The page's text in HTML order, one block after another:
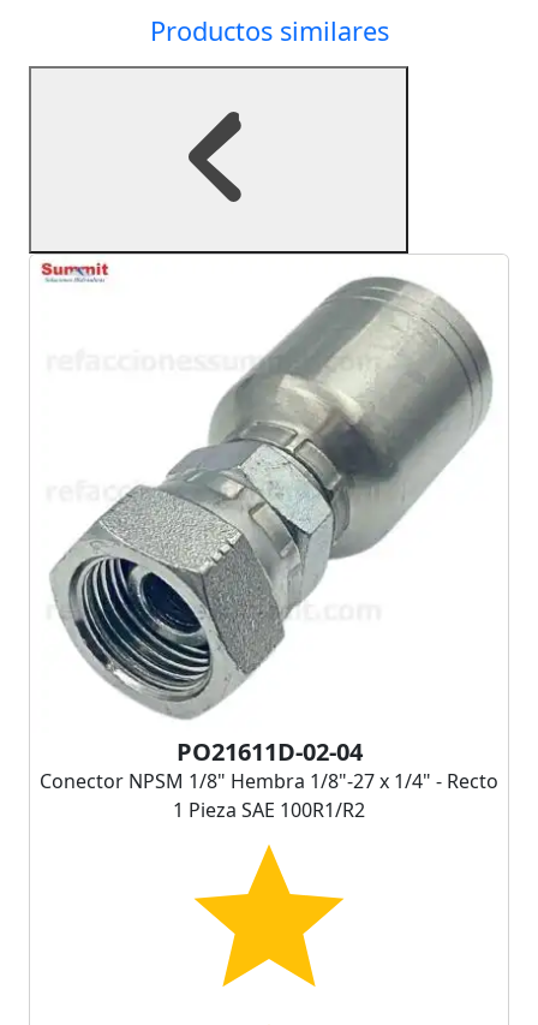
Productos similares
PO21611D-02-04
Conector NPSM 1/8" Hembra 1/8"-27 x 1/4" - Recto
1 Pieza SAE 100R1/R2